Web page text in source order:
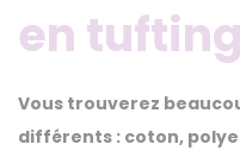
en
Vous trouverez
différents : coton,